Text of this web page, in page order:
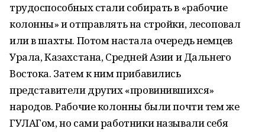
трудоспособных стали собирать в «рабочие
колонны» и отправлять на стройки, лесоповал
или в шахты. Потом настала очередь немцев
Урала, Казахстана, Средней Азии и Дальнего
Востока. Затем к ним прибавились
представители других «провинившихся»
народов. Рабочие колонны были почти тем же
ГУЛАГом, но сами работники называли себя